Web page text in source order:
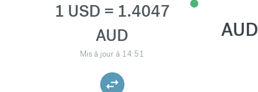
1 USD = 1.4047
AUD
Mis à jour à 14:51
AUD